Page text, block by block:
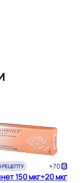
РЕЦЕПТУ +70
150 мкг+20 мкг